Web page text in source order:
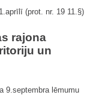
(prot. nr. 19 11.§)
rajona
un
9.septembra lēmumu